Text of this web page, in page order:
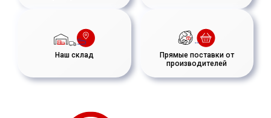
Наш склад
Прямые поставки от
производителей